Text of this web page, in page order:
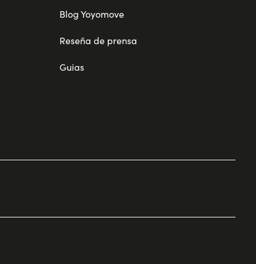
Blog Yoyomove
Reseña de prensa
Guias